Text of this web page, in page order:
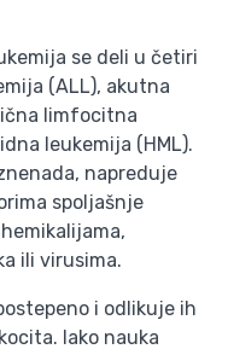
se deli u četiri
(ALL), akutna
limfocitna
leukemija (HML).
napreduje
spoljašnje
ili virusima.
i odlikuje ih
Iako nauka